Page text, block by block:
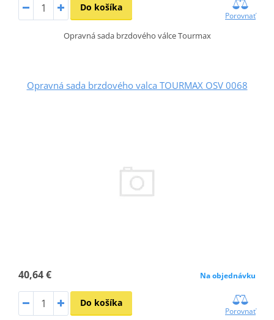
Do košíka
Porovnať
Opravná sada brzdového válce Tourmax
Opravná sada brzdového valca TOURMAX OSV 0068
40,64 € Na objednávku
Do košíka
Porovnať